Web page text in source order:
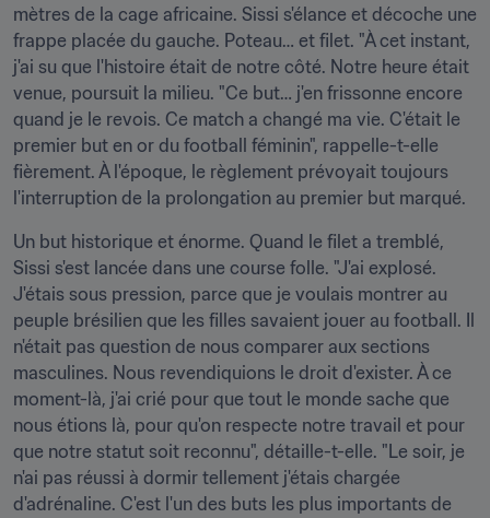
mètres de la cage africaine. Sissi s'élance et décoche une
frappe placée du gauche. Poteau… et filet. "À cet instant,
j'ai su que l'histoire était de notre côté. Notre heure était
venue, poursuit la milieu. "Ce but… j'en frissonne encore
quand je le revois. Ce match a changé ma vie. C'était le
premier but en or du football féminin", rappelle-t-elle
fièrement. À l'époque, le règlement prévoyait toujours
l'interruption de la prolongation au premier but marqué.
Un but historique et énorme. Quand le filet a tremblé,
Sissi s'est lancée dans une course folle. "J'ai explosé.
J'étais sous pression, parce que je voulais montrer au
peuple brésilien que les filles savaient jouer au football. Il
n'était pas question de nous comparer aux sections
masculines. Nous revendiquions le droit d'exister. À ce
moment-là, j'ai crié pour que tout le monde sache que
nous étions là, pour qu'on respecte notre travail et pour
que notre statut soit reconnu", détaille-t-elle. "Le soir, je
n'ai pas réussi à dormir tellement j'étais chargée
d'adrénaline. C'est l'un des buts les plus importants de